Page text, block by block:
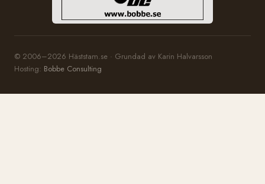
© 2006–2026 Häststam.se · Grundad av Karin Halvarsson
Hosting: Bobbe Consulting